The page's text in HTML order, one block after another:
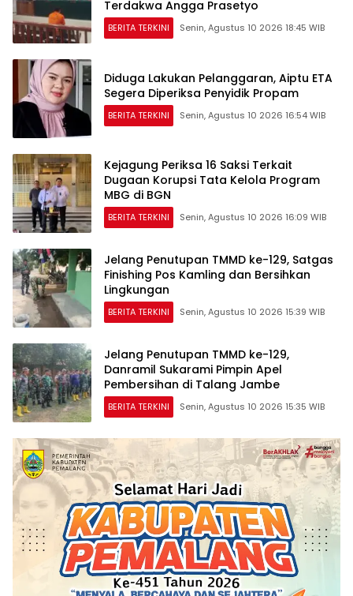
Terdakwa Angga Prasetyo
BERITA TERKINI Senin, Agustus 10 2026 18:45 WIB
Diduga Lakukan Pelanggaran, ‎Aiptu ETA
Segera Diperiksa Penyidik Propam
BERITA TERKINI Senin, Agustus 10 2026 16:54 WIB
Kejagung Periksa 16 Saksi Terkait
Dugaan Korupsi Tata Kelola Program
MBG di BGN
BERITA TERKINI Senin, Agustus 10 2026 16:09 WIB
Jelang Penutupan TMMD ke-129, Satgas
Finishing Pos Kamling dan Bersihkan
Lingkungan
BERITA TERKINI Senin, Agustus 10 2026 15:39 WIB
Jelang Penutupan TMMD ke-129,
Danramil Sukarami Pimpin Apel
Pembersihan di Talang Jambe
BERITA TERKINI Senin, Agustus 10 2026 15:35 WIB